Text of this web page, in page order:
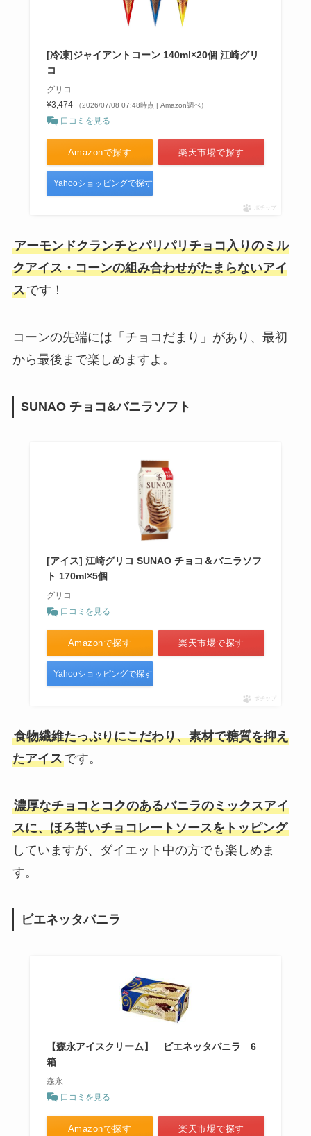
[冷凍]ジャイアントコーン 140ml×20個 江崎グリ
コ
グリコ
¥3,474
（2026/07/08 07:48時点 | Amazon調べ）
口コミを見る
Amazonで探す 楽天市場で探す
Yahooショッピングで探す
ポチップ
アーモンドクランチとパリパリチョコ入りのミル
クアイス・コーンの組み合わせがたまらないアイ
スです！
コーンの先端には「チョコだまり」があり、最初
から最後まで楽しめますよ。
SUNAO チョコ&バニラソフト
[アイス] 江崎グリコ SUNAO チョコ＆バニラソフ
ト 170ml×5個
グリコ
口コミを見る
Amazonで探す 楽天市場で探す
Yahooショッピングで探す
ポチップ
食物繊維たっぷりにこだわり、素材で糖質を抑え
たアイスです。
濃厚なチョコとコクのあるバニラのミックスアイ
スに、ほろ苦いチョコレートソースをトッピング
していますが、ダイエット中の方でも楽しめま
す。
ビエネッタバニラ
【森永アイスクリーム】 ビエネッタバニラ 6
箱
森永
口コミを見る
Amazonで探す 楽天市場で探す